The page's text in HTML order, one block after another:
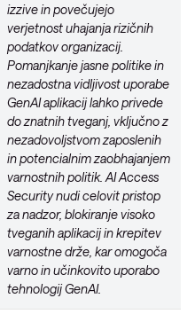
izzive in povečujejo
verjetnost uhajanja rizičnih
podatkov organizacij.
Pomanjkanje jasne politike in
nezadostna vidljivost uporabe
GenAI aplikacij lahko privede
do znatnih tveganj, vključno z
nezadovoljstvom zaposlenih
in potencialnim zaobhajanjem
varnostnih politik. AI Access
Security nudi celovit pristop
za nadzor, blokiranje visoko
tveganih aplikacij in krepitev
varnostne drže, kar omogoča
varno in učinkovito uporabo
tehnologij GenAI.